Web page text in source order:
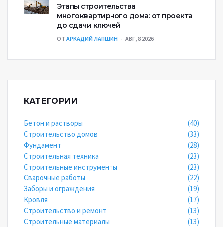
Этапы строительства
многоквартирного дома: от проекта
до сдачи ключей
ОТ АРКАДИЙ ЛАПШИН АВГ, 8 2026
КАТЕГОРИИ
Бетон и растворы
(40)
Строительство домов
(33)
Фундамент
(28)
Строительная техника
(23)
Строительные инструменты
(23)
Сварочные работы
(22)
Заборы и ограждения
(19)
Кровля
(17)
Строительство и ремонт
(13)
Строительные материалы
(13)